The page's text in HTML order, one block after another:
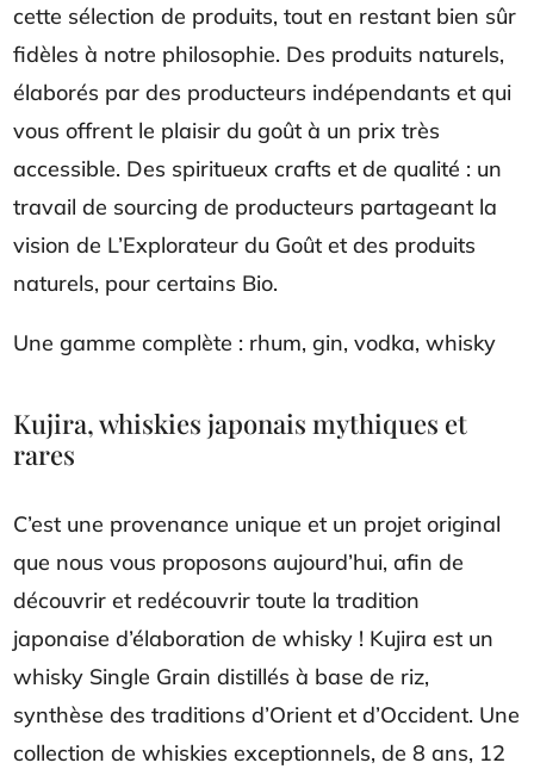
cette sélection de produits, tout en restant bien sûr
fidèles à notre philosophie. Des produits naturels,
élaborés par des producteurs indépendants et qui
vous offrent le plaisir du goût à un prix très
accessible. Des spiritueux crafts et de qualité : un
travail de sourcing de producteurs partageant la
vision de L’Explorateur du Goût et des produits
naturels, pour certains Bio.
Une gamme complète : rhum, gin, vodka, whisky
Kujira, whiskies japonais mythiques et
rares
C’est une provenance unique et un projet original
que nous vous proposons aujourd’hui, afin de
découvrir et redécouvrir toute la tradition
japonaise d’élaboration de whisky ! Kujira est un
whisky Single Grain distillés à base de riz,
synthèse des traditions d’Orient et d’Occident. Une
collection de whiskies exceptionnels, de 8 ans, 12